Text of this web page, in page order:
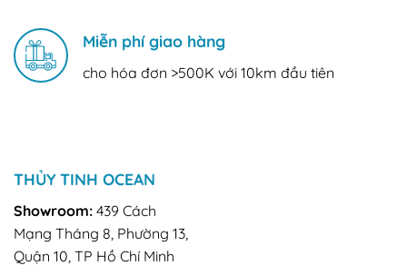
Miễn phí giao hàng
cho hóa đơn >500K với 10km đầu tiên
THỦY TINH OCEAN
Showroom: 439 Cách
Mạng Tháng 8, Phường 13,
Quận 10, TP Hồ Chí Minh